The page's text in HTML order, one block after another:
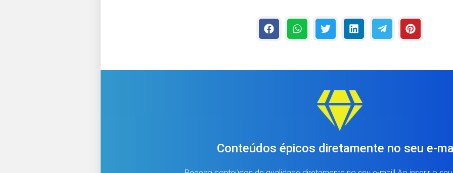
Conteúdos épicos diretamente no seu e-